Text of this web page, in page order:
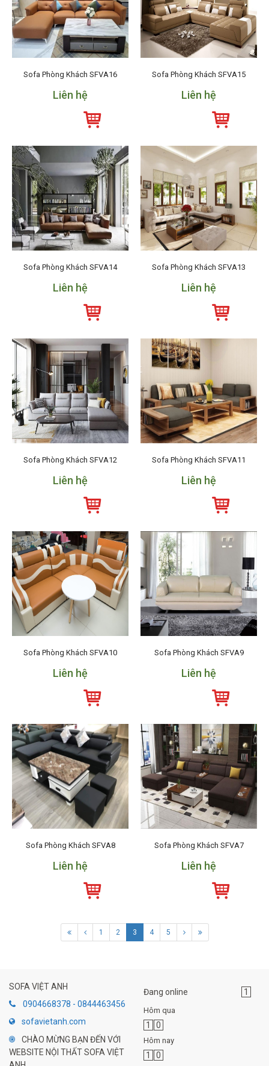
Sofa Phòng Khách SFVA16
Liên hệ
Sofa Phòng Khách SFVA15
Liên hệ
Sofa Phòng Khách SFVA14
Liên hệ
Sofa Phòng Khách SFVA13
Liên hệ
Sofa Phòng Khách SFVA12
Liên hệ
Sofa Phòng Khách SFVA11
Liên hệ
Sofa Phòng Khách SFVA10
Liên hệ
Sofa Phòng Khách SFVA9
Liên hệ
Sofa Phòng Khách SFVA8
Liên hệ
Sofa Phòng Khách SFVA7
Liên hệ
1 2 3 4 5
SOFA VIỆT ANH
0904668378 - 0844463456
sofavietanh.com
CHÀO MỪNG BẠN ĐẾN VỚI
WEBSITE NỘI THẤT SOFA VIỆT
Đang online 1
Hôm qua
1 0
Hôm nay
1 0